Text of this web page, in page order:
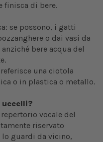
finisca di bere.
se possono, i gatti
o dai vasi da
bere acqua del
una ciotola
o in plastica o metallo.
uccelli?
vocale del
riservato
lo guardi da vicino,